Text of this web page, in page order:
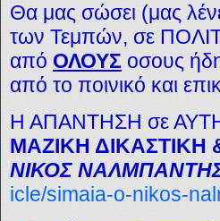
Θα μας σώσει (μας
των Τεμπών, σε
από ΟΛΟΥΣ οσους
από το ποινικό και
Η ΑΠΑΝΤΗΣΗ σε ΑΥΤΗ
ΜΑΖΙΚΗ ΔΙΚΑΣΤΙΚΗ
ΝΙΚΟΣ
icle/simaia-o-nikos-